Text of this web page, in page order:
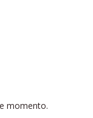
momento.